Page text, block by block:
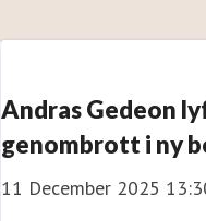
Andras Gedeon
genombrott i ny
11 December 2025